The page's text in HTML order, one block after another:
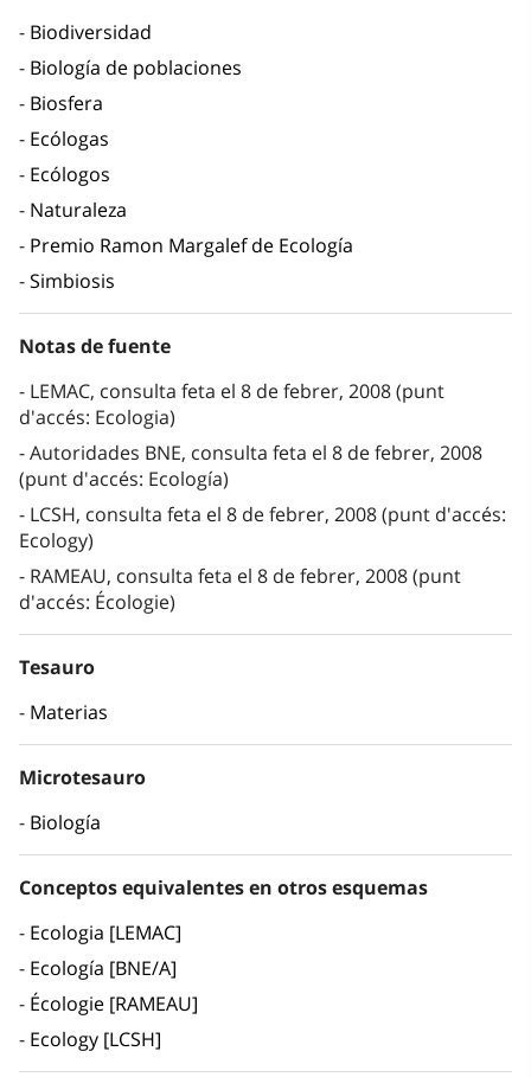
Biodiversidad
Biología de poblaciones
Biosfera
Ecólogas
Ecólogos
Naturaleza
Premio Ramon Margalef de Ecología
Simbiosis
Notas de fuente
LEMAC, consulta feta el 8 de febrer, 2008 (punt
d'accés: Ecologia)
Autoridades BNE, consulta feta el 8 de febrer, 2008
(punt d'accés: Ecología)
LCSH, consulta feta el 8 de febrer, 2008 (punt d'accés:
Ecology)
RAMEAU, consulta feta el 8 de febrer, 2008 (punt
d'accés: Écologie)
Tesauro
Materias
Microtesauro
Biología
Conceptos equivalentes en otros esquemas
Ecologia [LEMAC]
Ecología [BNE/A]
Écologie [RAMEAU]
Ecology [LCSH]